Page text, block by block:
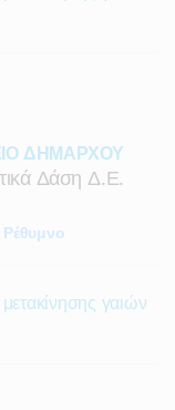
ΔΗΜΑΡΧΟΥ
Δάση Δ.ε.
Ρέθυμνο
γαιών